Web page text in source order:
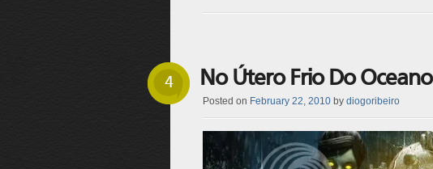
4 No Útero Frio Do Oceano
Posted on February 22, 2010 by diogoribeiro